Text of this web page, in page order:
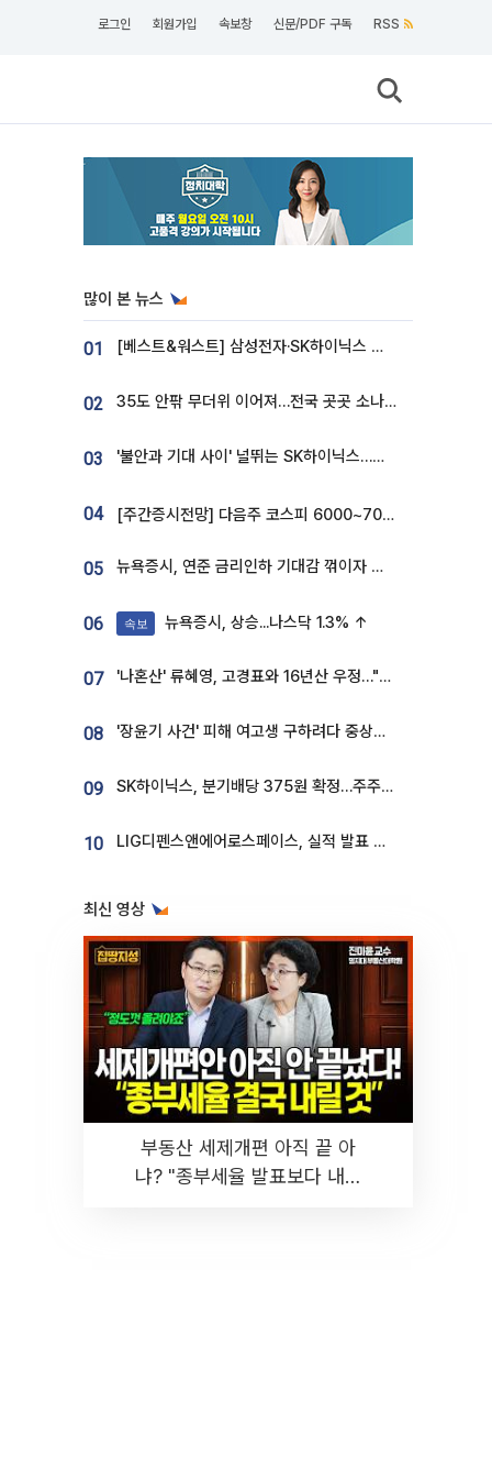
로그인 회원가입 속보창 신문/PDF 구독 RSS
많이 본 뉴스
01 [베스트&워스트] 삼성전자·SK하이닉스 밀린 한 주…상상인증권은 85% 급등
02 35도 안팎 무더위 이어져…전국 곳곳 소나기 [오늘 날씨]
03 '불안과 기대 사이' 널뛰는 SK하이닉스…증권가 "HBM4·LTA 기반 펀터멘털 견고"
04 [주간증시전망] 다음주 코스피 6000~7000⋯“外人 수급은 정책이 변수”
05 뉴욕증시, 연준 금리인하 기대감 꺾이자 상승...S&P500 사상 최고치 [종합]
06 속보 뉴욕증시, 상승...나스닥 1.3% ↑
07 '나혼산' 류혜영, 고경표와 16년산 우정…"자취방서 부모님과 마주쳐"
08 '장윤기 사건' 피해 여고생 구하려다 중상…고교생 의상자 지정
09 SK하이닉스, 분기배당 375원 확정…주주환원책 9월로 앞당겨 발표
10 LIG디펜스앤에어로스페이스, 실적 발표 후 급락→반등⋯증권가 “28년까지 튼튼”
최신 영상
부동산 세제개편 아직 끝 아
냐? "종부세율 발표보다 내릴